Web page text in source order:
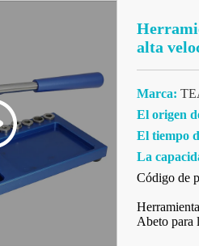
alta
Marca:
El origen
El tiempo
La
Código de
Abeto para